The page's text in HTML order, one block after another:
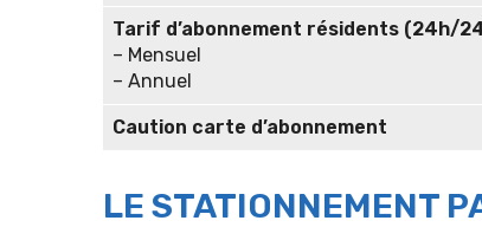
Tarif d’abonnement résidents (24h/
– Mensuel
– Annuel
Caution carte d’abonnement
LE STATIONNEMENT